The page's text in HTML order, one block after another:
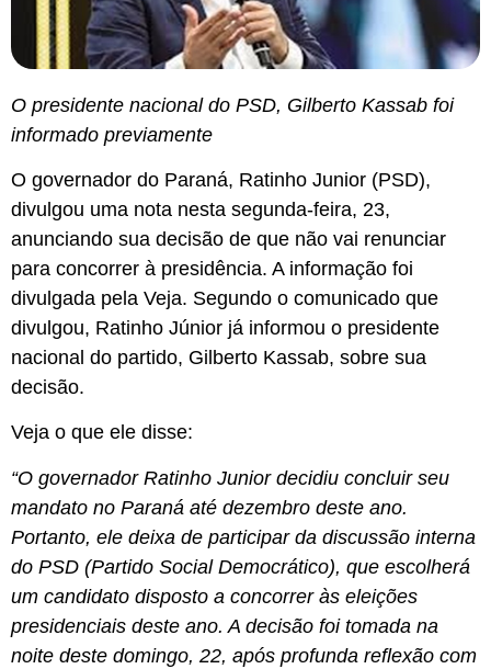
O presidente nacional do PSD, Gilberto Kassab foi
informado previamente
O governador do Paraná, Ratinho Junior (PSD),
divulgou uma nota nesta segunda-feira, 23,
anunciando sua decisão de que não vai renunciar
para concorrer à presidência. A informação foi
divulgada pela Veja. Segundo o comunicado que
divulgou, Ratinho Júnior já informou o presidente
nacional do partido, Gilberto Kassab, sobre sua
decisão.
Veja o que ele disse:
“O governador Ratinho Junior decidiu concluir seu
mandato no Paraná até dezembro deste ano.
Portanto, ele deixa de participar da discussão interna
do PSD (Partido Social Democrático), que escolherá
um candidato disposto a concorrer às eleições
presidenciais deste ano. A decisão foi tomada na
noite deste domingo, 22, após profunda reflexão com